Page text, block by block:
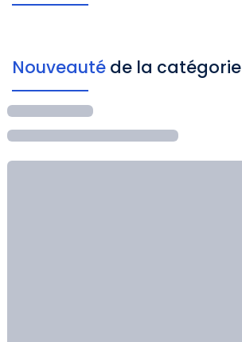
Nouveauté de la catégorie